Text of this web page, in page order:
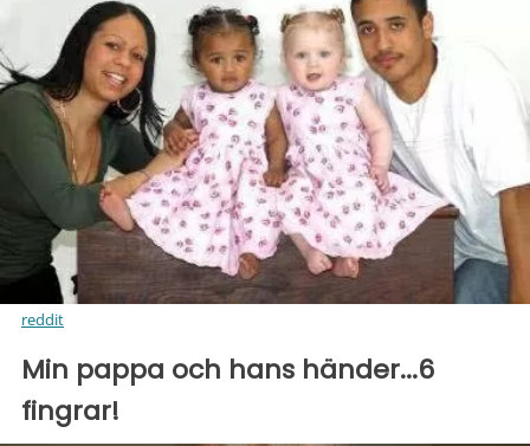
reddit
Min pappa och hans händer...6
fingrar!